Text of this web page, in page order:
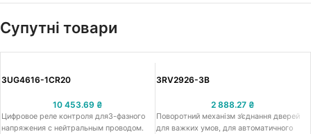
Супутні товари
3UG4616-1CR20
10 453.69 ₴
Цифровое реле контроля для3-фазного
напряжения с нейтральным проводом.
3RV2926-3B
2 888.27 ₴
Поворотний механізм з’єднання дверей
для важких умов, для автоматичного